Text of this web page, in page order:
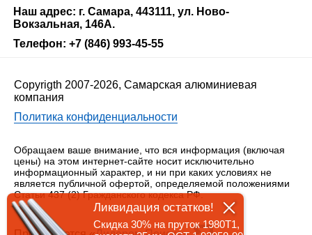
Наш адрес: г. Самара, 443111, ул. Ново-
Вокзальная, 146А.
Телефон: +7 (846) 993-45-55
Copyrigth 2007-2026, Самарская алюминиевая
компания
Политика конфиденциальности
Обращаем ваше внимание, что вся информация (включая
цены) на этом интернет-сайте носит исключительно
информационный характер, и ни при каких условиях не
является публичной офертой, определяемой положениями
Статьи 437 (2) Гражданского кодекса РФ.
Ликвидация остатков!
Скидка 30% на пруток 1980Т1,